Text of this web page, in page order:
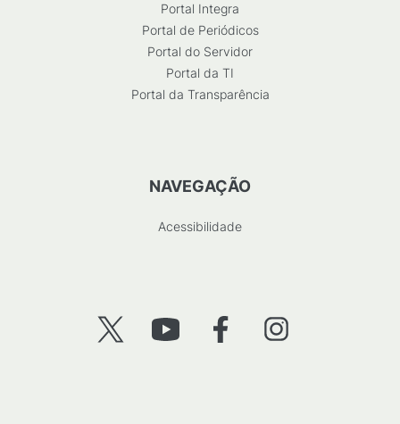
Portal Integra
Portal de Periódicos
Portal do Servidor
Portal da TI
Portal da Transparência
NAVEGAÇÃO
Acessibilidade